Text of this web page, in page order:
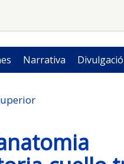
Narrativa